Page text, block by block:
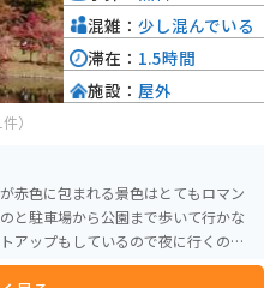
発電の巨大な風車が並ぶ「せと風の
ジェニックな写真を撮ることもでき
最高の中継地点としておすすめです。
）
赤色に包まれる景色はとてもロマン
と駐車場から公園まで歩いて行かな
アップもしているので夜に行くのも
混雑： 少し混んでいる
滞在： 1.5時間
施設： 屋外